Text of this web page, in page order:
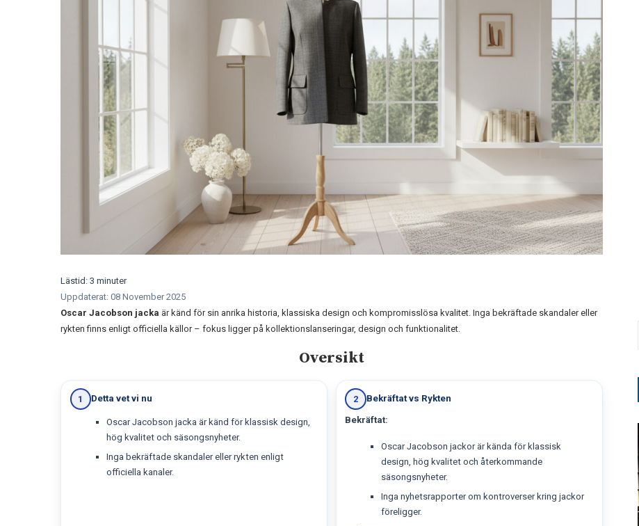
Lästid: 3 minuter
Uppdaterat: 08 November 2025
Oscar Jacobson jacka är känd för sin anrika historia, klassiska design och kompromisslösa kvalitet. Inga bekräftade skandaler eller
rykten finns enligt officiella källor – fokus ligger på kollektionslanseringar, design och funktionalitet.
Oversikt
1 Detta vet vi nu
Oscar Jacobson jacka är känd för klassisk design,
hög kvalitet och säsongsnyheter.
Inga bekräftade skandaler eller rykten enligt
officiella kanaler.
2 Bekräftat vs Rykten
Bekräftat:
Oscar Jacobson jackor är kända för klassisk
design, hög kvalitet och återkommande
säsongsnyheter.
Inga nyhetsrapporter om kontroverser kring jackor
föreligger.